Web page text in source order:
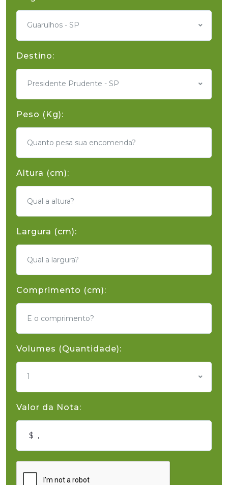
Guarulhos - SP
Destino:
Presidente Prudente - SP
Peso (Kg):
Altura (cm):
Largura (cm):
Comprimento (cm):
Volumes (Quantidade):
1
Valor da Nota: